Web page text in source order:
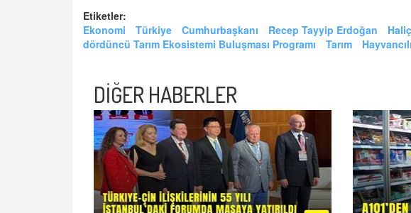
Etiketler:
Ekonomi
Türkiye Cumhurbaşkanı Recep Tayyip Erdoğan
dördüncü Tarım Ekosistemi Buluşması Programı
Tarım
DİĞER HABERLER